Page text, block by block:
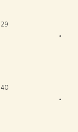
29
40